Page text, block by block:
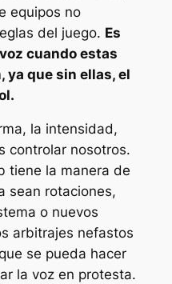
equipos no
del juego. Es
cuando estas
ya que sin ellas, el
la intensidad,
controlar nosotros.
tiene la manera de
sean rotaciones,
o nuevos
arbitrajes nefastos
se pueda hacer
la voz en protesta.